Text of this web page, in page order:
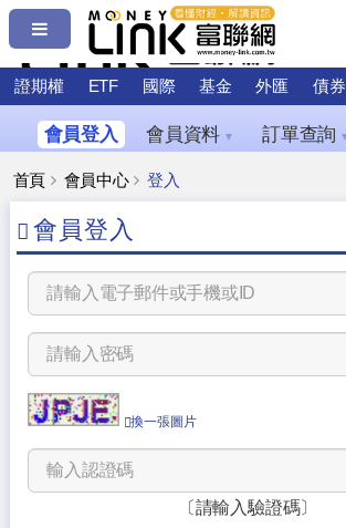
證期權 ETF 國際 基金 外匯 債券
會員登入 會員資料 ▼ 訂單查詢
首頁 會員中心 登入
會員登入
換一張圖片
〔請輸入驗證碼〕